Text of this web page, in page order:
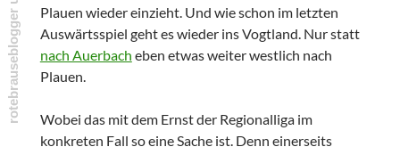
Plauen wieder einzieht. Und wie schon im letzten
Auswärtsspiel geht es wieder ins Vogtland. Nur statt
nach Auerbach eben etwas weiter westlich nach
Plauen.
Wobei das mit dem Ernst der Regionalliga im
konkreten Fall so eine Sache ist. Denn einerseits